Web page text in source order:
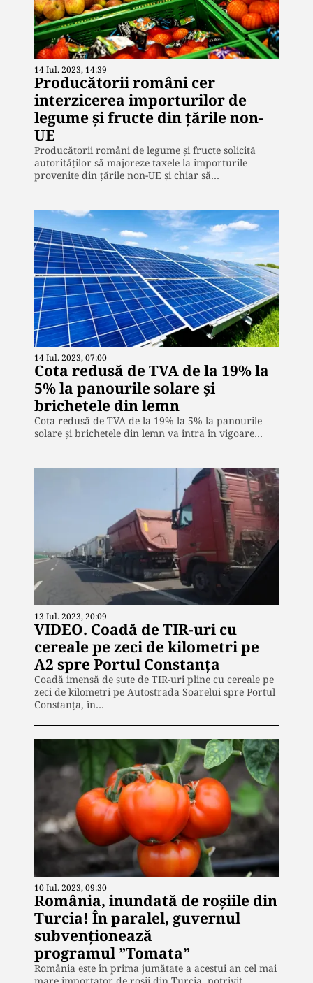
14 Iul. 2023, 14:39
Producătorii români cer
interzicerea importurilor de
legume și fructe din țările non-
UE
Producătorii români de legume și fructe solicită
autorităților să majoreze taxele la importurile
provenite din țările non-UE și chiar să…
14 Iul. 2023, 07:00
Cota redusă de TVA de la 19% la
5% la panourile solare și
brichetele din lemn
Cota redusă de TVA de la 19% la 5% la panourile
solare și brichetele din lemn va intra în vigoare…
13 Iul. 2023, 20:09
VIDEO. Coadă de TIR-uri cu
cereale pe zeci de kilometri pe
A2 spre Portul Constanța
Coadă imensă de sute de TIR-uri pline cu cereale pe
zeci de kilometri pe Autostrada Soarelui spre Portul
Constanța, în…
10 Iul. 2023, 09:30
România, inundată de roșiile din
Turcia! În paralel, guvernul
subvenționează
programul ”Tomata”
România este în prima jumătate a acestui an cel mai